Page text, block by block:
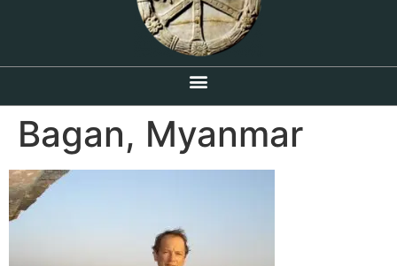
Bagan, Myanmar